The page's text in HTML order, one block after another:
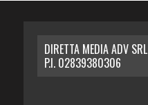
DIRETTA MEDIA ADV SRL
P.I. 02839380306